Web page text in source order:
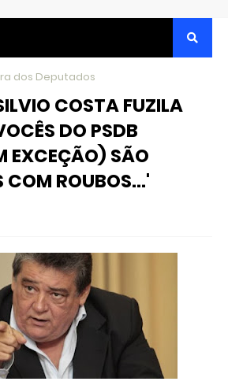
TRANSPARENTE E
dos Deputados
COSTA FUZILA
DO PSDB
EXCEÇÃO) SÃO
COM ROUBOS…'